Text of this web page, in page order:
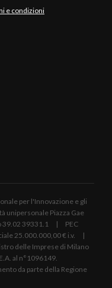
e condizioni
per l'Innovazione e gli
Piazza Gae
39.02 39331.1 | PEC
25.000.000,00 € i.v. |
delle Imprese di Milano
al n°1096149.
da parte della Regione